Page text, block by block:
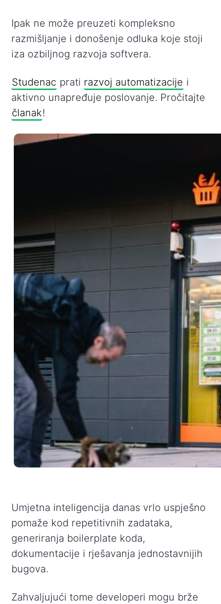
Ipak ne može preuzeti kompleksno
razmišljanje i donošenje odluka koje stoji
iza ozbiljnog razvoja softvera.
Studenac prati razvoj automatizacije i
aktivno unapređuje poslovanje. Pročitajte
članak!
Umjetna inteligencija danas vrlo uspješno
pomaže kod repetitivnih zadataka,
generiranja boilerplate koda,
dokumentacije i rješavanja jednostavnijih
bugova.
Zahvaljujući tome developeri mogu brže